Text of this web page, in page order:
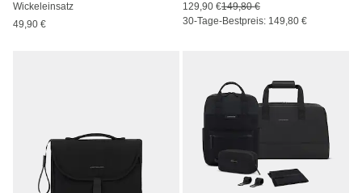
Wickeleinsatz
49,90 €
129,90 €149,80 €
30-Tage-Bestpreis: 149,80 €